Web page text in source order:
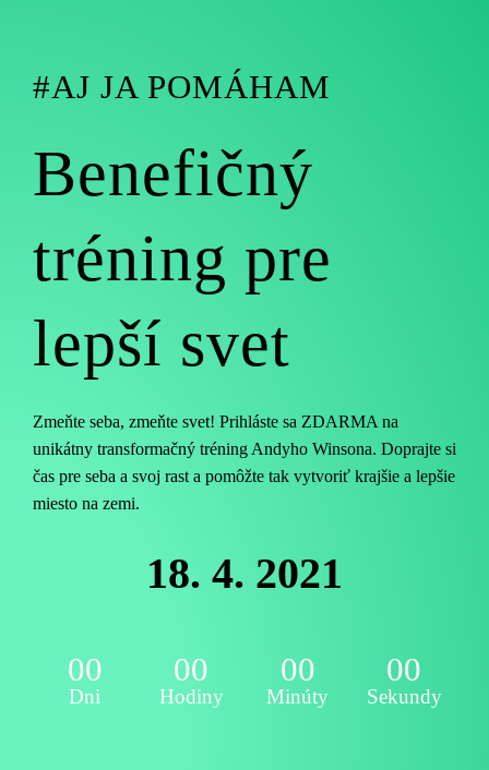
#AJ JA POMÁHAM
Benefičný
tréning pre
lepší svet
Zmeňte seba, zmeňte svet! Prihláste sa ZDARMA na
unikátny transformačný tréning Andyho Winsona. Doprajte si
čas pre seba a svoj rast a pomôžte tak vytvoriť krajšie a lepšie
miesto na zemi.
18. 4. 2021
00
Dni
00
Hodiny
00
Minúty
00
Sekundy